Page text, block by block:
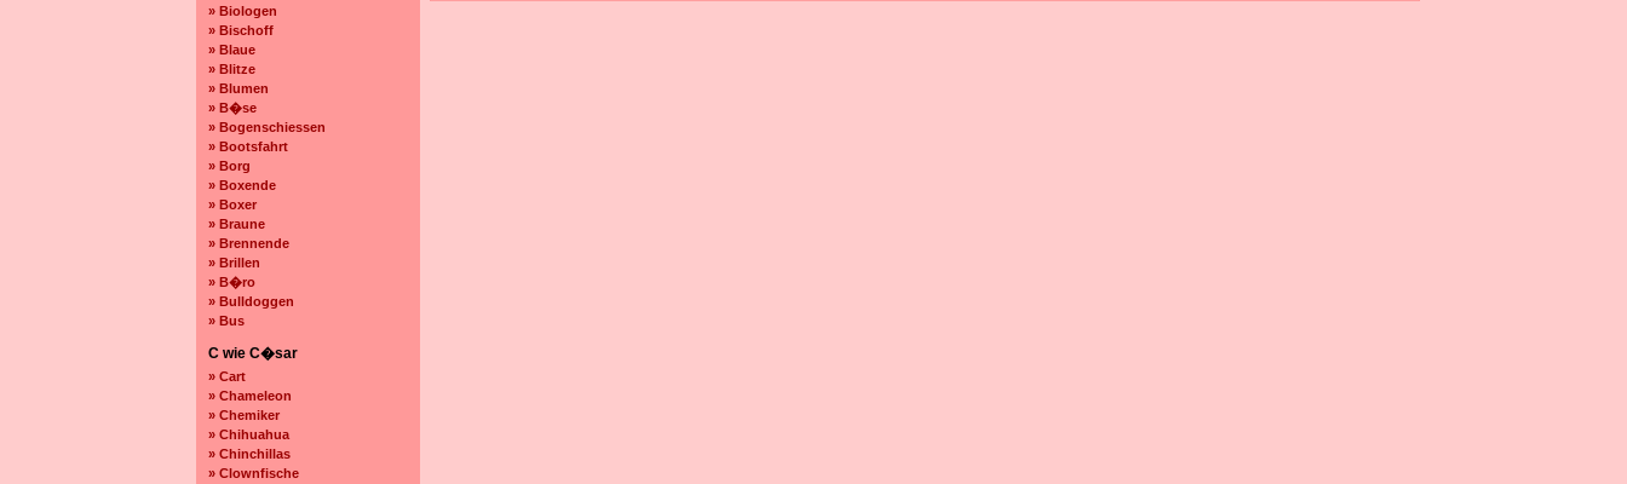
» Biologen
» Bischoff
» Blaue
» Blitze
» Blumen
» B�se
» Bogenschiessen
» Bootsfahrt
» Borg
» Boxende
» Boxer
» Braune
» Brennende
» Brillen
» B�ro
» Bulldoggen
» Bus
C wie C�sar
» Cart
» Chameleon
» Chemiker
» Chihuahua
» Chinchillas
» Clownfische